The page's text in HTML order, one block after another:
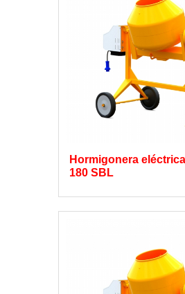
Hormigonera
180 SBL